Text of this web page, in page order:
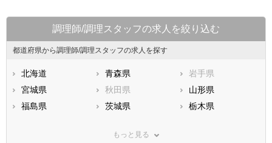
調理師/調理スタッフの求人を絞り込む
都道府県から調理師/調理スタッフの求人を探す
北海道 青森県
岩手県
宮城県
秋田県
山形県
福島県
茨城県
栃木県
神奈川県
もっと見る